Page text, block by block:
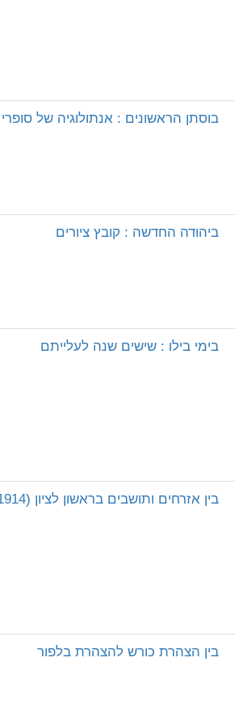
בוסתן הראשונים : אנתולוגיה של סופרי
ביהודה החדשה : קובץ ציורים
בימי בילו : שישים שנה לעלייתם
בין אזרחים ותושבים בראשון לציון (1900-1914)
בין הצהרת כורש להצהרת בלפור